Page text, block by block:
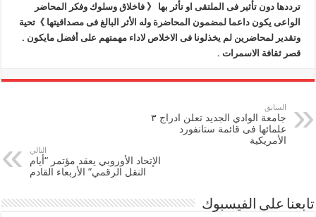
ترددها دون تأثير فى الملتقى او تأثر بها 《 فاخلاق وسلوك وفكر المحاضر
الواعى يكون داعما لمضمون المحاضرة وله الأثر البالغ فى مصداقيتها 》تحية
وتقدير لمحاضرين لم يخذلونا فى الاخلاص لاداء مهمتهم على أفضل مايكون .
قصر ثقافة الاسمرات .
السابق
جامعة الوادي الجديد تعلن ادراج ٣
علمائها فى قائمة ستانفورد
الأمريكية
التالي
الإتحاد الأوروبي يعقد مؤتمر “أيام
النقل الرقمي” الأربعاء القادم
تابعنا على الفيسبوك